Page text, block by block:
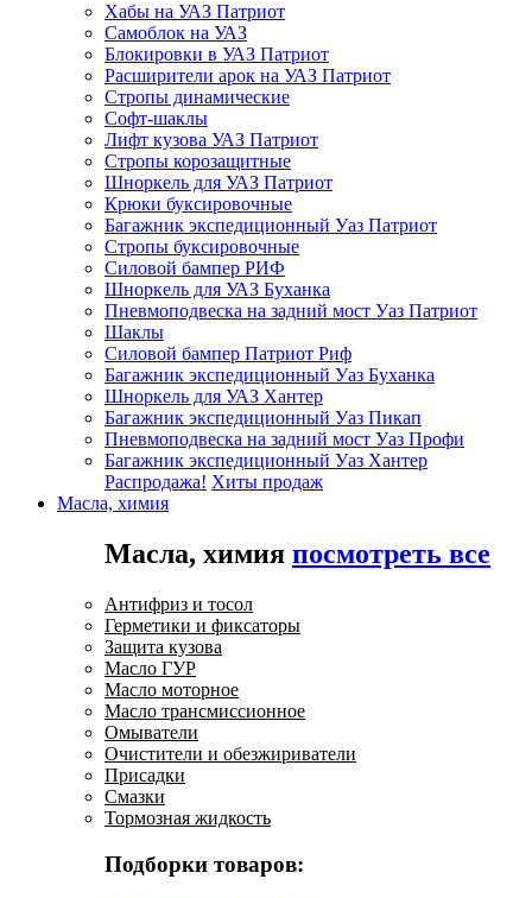
Хабы на УАЗ Патриот
Самоблок на УАЗ
Блокировки в УАЗ Патриот
Расширители арок на УАЗ Патриот
Стропы динамические
Софт-шаклы
Лифт кузова УАЗ Патриот
Стропы корозащитные
Шноркель для УАЗ Патриот
Крюки буксировочные
Багажник экспедиционный Уаз Патриот
Стропы буксировочные
Силовой бампер РИФ
Шноркель для УАЗ Буханка
Пневмоподвеска на задний мост Уаз Патриот
Шаклы
Силовой бампер Патриот Риф
Багажник экспедиционный Уаз Буханка
Шноркель для УАЗ Хантер
Багажник экспедиционный Уаз Пикап
Пневмоподвеска на задний мост Уаз Профи
Багажник экспедиционный Уаз Хантер
Распродажа! Хиты продаж
Масла, химия
Масла, химия посмотреть все
Антифриз и тосол
Герметики и фиксаторы
Защита кузова
Масло ГУР
Масло моторное
Масло трансмиссионное
Омыватели
Очистители и обезжириватели
Присадки
Смазки
Тормозная жидкость
Подборки товаров: